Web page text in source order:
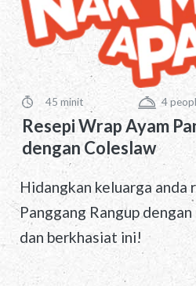
Resepi Wrap Ayam
dengan Coleslaw
Hidangkan keluarga anda
Panggang Rangup
dan berkhasiat ini!
PreparationTime
45 minit 4